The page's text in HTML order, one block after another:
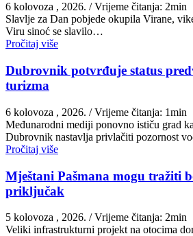
6 kolovoza , 2026. / Vrijeme čitanja: 2min
Slavlje za Dan pobjede okupila Virane,
Viru sinoć se slavilo…
Pročitaj više
Dubrovnik potvrđuje status
turizma
6 kolovoza , 2026. / Vrijeme čitanja: 1min
Međunarodni mediji ponovno ističu grad
Dubrovnik nastavlja privlačiti pozornost
Pročitaj više
Mještani Pašmana mogu tražiti
priključak
5 kolovoza , 2026. / Vrijeme čitanja: 2min
Veliki infrastrukturni projekt na otocima